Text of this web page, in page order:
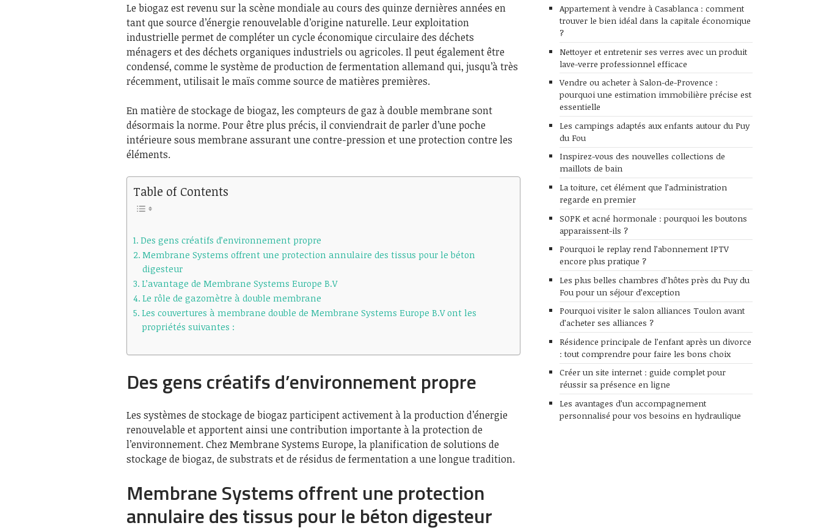
Le biogaz est revenu sur la scène mondiale au cours des quinze dernières années en
tant que source d’énergie renouvelable d’origine naturelle. Leur exploitation
industrielle permet de compléter un cycle économique circulaire des déchets
ménagers et des déchets organiques industriels ou agricoles. Il peut également être
condensé, comme le système de production de fermentation allemand qui, jusqu’à très
récemment, utilisait le maïs comme source de matières premières.
En matière de stockage de biogaz, les compteurs de gaz à double membrane sont
désormais la norme. Pour être plus précis, il conviendrait de parler d’une poche
intérieure sous membrane assurant une contre-pression et une protection contre les
éléments.
Table of Contents
Des gens créatifs d’environnement propre
Membrane Systems offrent une protection annulaire des tissus pour le béton
digesteur
L’avantage de Membrane Systems Europe B.V
Le rôle de gazomètre à double membrane
Les couvertures à membrane double de Membrane Systems Europe B.V ont les
propriétés suivantes :
Des gens créatifs d’environnement propre
Les systèmes de stockage de biogaz participent activement à la production d’énergie
renouvelable et apportent ainsi une contribution importante à la protection de
l’environnement. Chez Membrane Systems Europe, la planification de solutions de
stockage de biogaz, de substrats et de résidus de fermentation a une longue tradition.
Membrane Systems offrent une protection
annulaire des tissus pour le béton digesteur
Appartement à vendre à Casablanca : comment
trouver le bien idéal dans la capitale économique
?
Nettoyer et entretenir ses verres avec un produit
lave-verre professionnel efficace
Vendre ou acheter à Salon-de-Provence :
pourquoi une estimation immobilière précise est
essentielle
Les campings adaptés aux enfants autour du Puy
du Fou
Inspirez-vous des nouvelles collections de
maillots de bain
La toiture, cet élément que l’administration
regarde en premier
SOPK et acné hormonale : pourquoi les boutons
apparaissent-ils ?
Pourquoi le replay rend l’abonnement IPTV
encore plus pratique ?
Les plus belles chambres d’hôtes près du Puy du
Fou pour un séjour d’exception
Pourquoi visiter le salon alliances Toulon avant
d’acheter ses alliances ?
Résidence principale de l’enfant après un divorce
: tout comprendre pour faire les bons choix
Créer un site internet : guide complet pour
réussir sa présence en ligne
Les avantages d’un accompagnement
personnalisé pour vos besoins en hydraulique